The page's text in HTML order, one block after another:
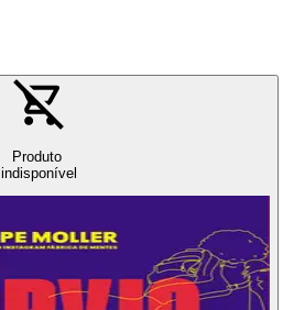
Produto
indisponível